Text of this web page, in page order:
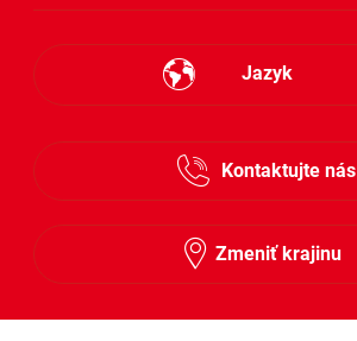
Jazyk
Kontaktujte nás
Zmeniť krajinu